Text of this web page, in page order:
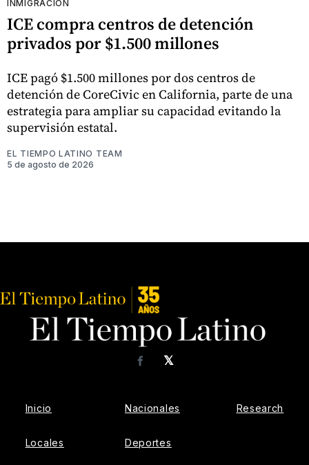
INMIGRACIÓN
ICE compra centros de detención
privados por $1.500 millones
ICE pagó $1.500 millones por dos centros de
detención de CoreCivic en California, parte de una
estrategia para ampliar su capacidad evitando la
supervisión estatal.
EL TIEMPO LATINO TEAM
5 de agosto de 2026
𝕏
Facebook
Inicio
Locales
Nacionales
Deportes
Research